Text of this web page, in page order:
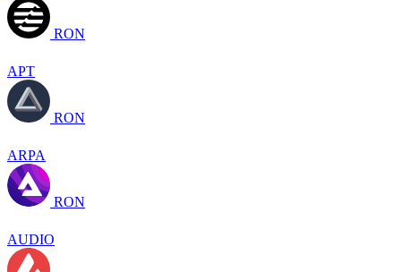
RON
APT
RON
ARPA
RON
AUDIO